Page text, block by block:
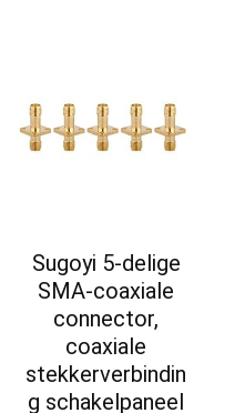
Sugoyi 5-delige
SMA-coaxiale
connector,
coaxiale
stekkerverbindin
g schakelpaneel